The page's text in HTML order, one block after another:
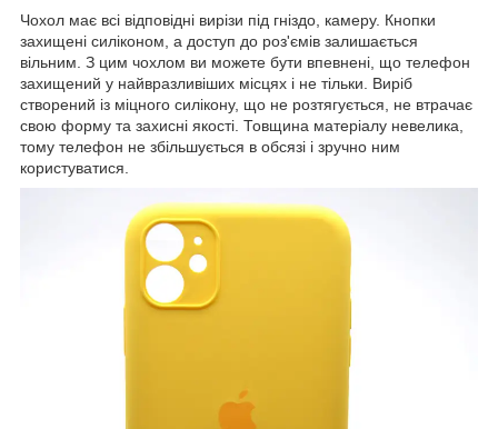
Чохол має всі відповідні вирізи під гніздо, камеру. Кнопки
захищені силіконом, а доступ до роз'ємів залишається
вільним. З цим чохлом ви можете бути впевнені, що телефон
захищений у найвразливіших місцях і не тільки. Виріб
створений із міцного силікону, що не розтягується, не втрачає
свою форму та захисні якості. Товщина матеріалу невелика,
тому телефон не збільшується в обсязі і зручно ним
користуватися.